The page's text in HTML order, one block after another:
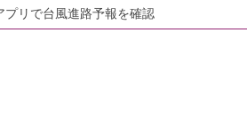
プリで台風進路予報を確認